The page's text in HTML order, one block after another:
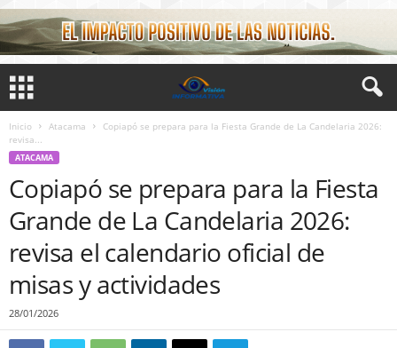
Inicio Atacama
Copiapó se prepara para la Fiesta Grande de La Candelaria 2026:
revisa...
ATACAMA
Copiapó se prepara para la Fiesta
Grande de La Candelaria 2026:
revisa el calendario oficial de
misas y actividades
28/01/2026